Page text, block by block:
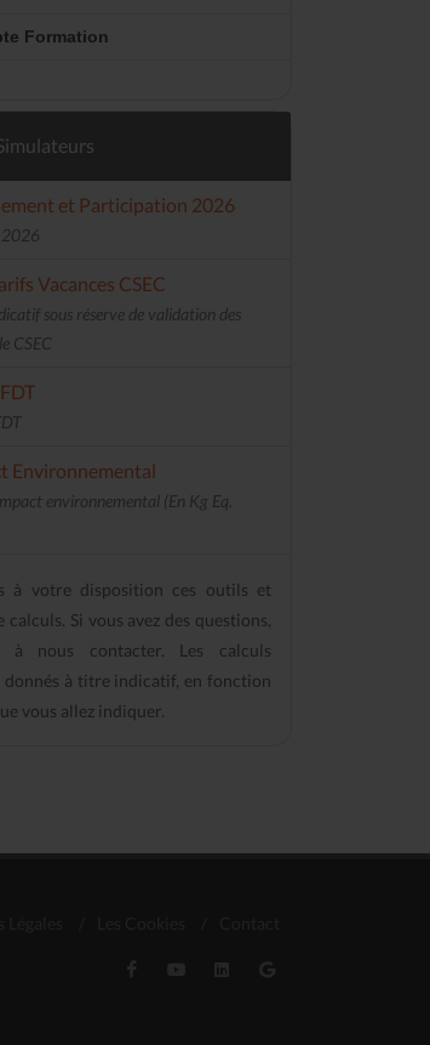
Formation
et Participation 2026
2026
Vacances CSEC
sous réserve de validation des
CSEC
Environnemental
environnemental (En Kg Eq.
à votre disposition ces outils et
calculs. Si vous avez des questions,
à nous contacter. Les calculs
donnés à titre indicatif, en fonction
vous allez indiquer.